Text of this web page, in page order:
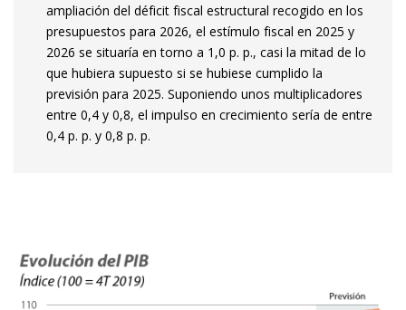
ampliación del déficit fiscal estructural recogido en los
presupuestos para 2026, el estímulo fiscal en 2025 y
2026 se situaría en torno a 1,0 p. p., casi la mitad de lo
que hubiera supuesto si se hubiese cumplido la
previsión para 2025. Suponiendo unos multiplicadores
entre 0,4 y 0,8, el impulso en crecimiento sería de entre
0,4 p. p. y 0,8 p. p.